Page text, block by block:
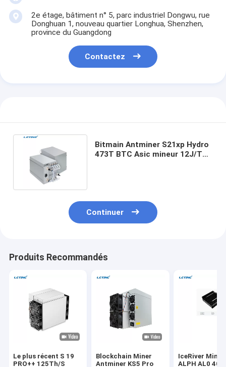
2e étage, bâtiment n° 5, parc industriel Dongwu, rue
Donghuan 1, nouveau quartier Longhua, Shenzhen,
province du Guangdong
Contactez
Bitmain Antminer S21xp Hydro
473T BTC Asic mineur 12J/T
Continuer
Produits Recommandés
Le plus récent S 19
PRO++ 125Th/S
Blockchain Miner
Antminer KS5 Pro
IceRiver
ALPH AL0